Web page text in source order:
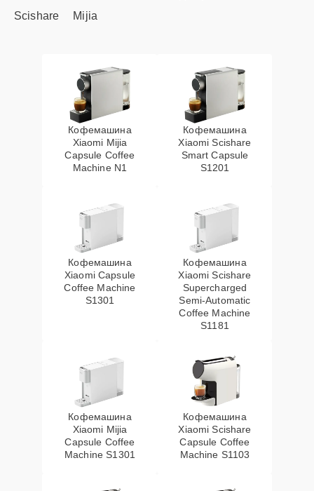
Scishare
Mijia
Кофемашина
Xiaomi Mijia
Capsule Coffee
Machine N1
Кофемашина
Xiaomi Scishare
Smart Capsule
S1201
Кофемашина
Xiaomi Capsule
Coffee Machine
S1301
Кофемашина
Xiaomi Scishare
Supercharged
Semi‑Automatic
Coffee Machine
S1181
Кофемашина
Xiaomi Mijia
Capsule Coffee
Machine S1301
Кофемашина
Xiaomi Scishare
Capsule Coffee
Machine S1103